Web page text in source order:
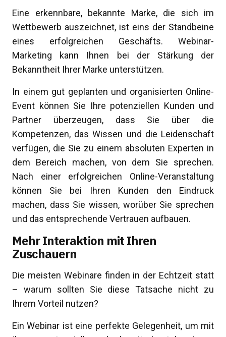
Eine erkennbare, bekannte Marke, die sich im
Wettbewerb auszeichnet, ist eins der Standbeine
eines erfolgreichen Geschäfts. Webinar-
Marketing kann Ihnen bei der Stärkung der
Bekanntheit Ihrer Marke unterstützen.
In einem gut geplanten und organisierten Online-
Event können Sie Ihre potenziellen Kunden und
Partner überzeugen, dass Sie über die
Kompetenzen, das Wissen und die Leidenschaft
verfügen, die Sie zu einem absoluten Experten in
dem Bereich machen, von dem Sie sprechen.
Nach einer erfolgreichen Online-Veranstaltung
können Sie bei Ihren Kunden den Eindruck
machen, dass Sie wissen, worüber Sie sprechen
und das entsprechende Vertrauen aufbauen.
Mehr Interaktion mit Ihren
Zuschauern
Die meisten Webinare finden in der Echtzeit statt
– warum sollten Sie diese Tatsache nicht zu
Ihrem Vorteil nutzen?
Ein Webinar ist eine perfekte Gelegenheit, um mit